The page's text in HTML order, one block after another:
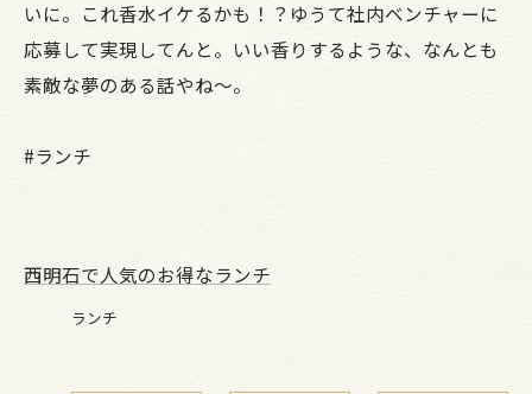
いに。これ香水イケるかも！？ゆうて社内ベンチャーに
応募して実現してんと。いい香りするような、なんとも
素敵な夢のある話やね～。
#ランチ
西明石で人気のお得なランチ
ランチ